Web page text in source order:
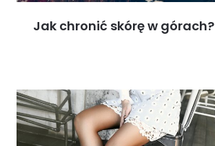
Jak chronić skórę w górach?